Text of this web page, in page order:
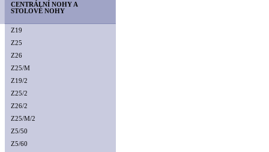
CENTRÁLNÍ NOHY A
STOLOVÉ NOHY
Z19
Z25
Z26
Z25/M
Z19/2
Z25/2
Z26/2
Z25/M/2
Z5/50
Z5/60